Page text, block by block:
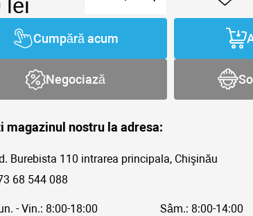
lei
Cumpără acum
Negociază
magazinul nostru la adresa:
Burebista 110 intrarea principala, Chişinău
68 544 088
- Vin.: 8:00-18:00 Sâm.: 8:00-14:00